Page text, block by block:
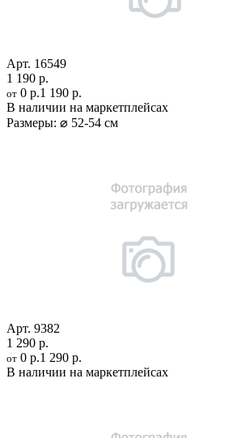
Арт. 16549
1 190 р.
от 0 р.1 190 р.
В наличии на маркетплейсах
Размеры: ⌀ 52-54 см
Арт. 9382
1 290 р.
от 0 р.1 290 р.
В наличии на маркетплейсах